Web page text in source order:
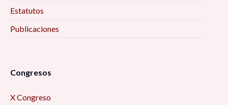
Estatutos
Publicaciones
Congresos
X Congreso